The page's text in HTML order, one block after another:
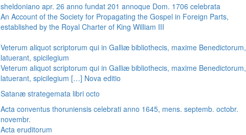
sheldoniano apr. 26 anno fundat 201 annoque Dom. 1706 celebrata
An Account of the Society for Propagating the Gospel in Foreign Parts,
established by the Royal Charter of King William III
Veterum aliquot scriptorum qui in Galliæ bibliothecis, maxime Benedictorum,
latuerant, spicilegium
Veterum aliquot scriptorum qui in Galliæ bibliothecis, maxime Benedictorum,
latuerant, spicilegium […] Nova editio
Satanæ strategemata libri octo
Acta conventus thoruniensis celebrati anno 1645, mens. septemb. octobr.
novembr.
Acta eruditorum